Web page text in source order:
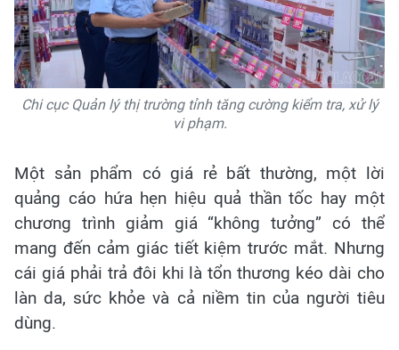
Chi cục Quản lý thị trường tỉnh tăng cường kiểm tra, xử lý
vi phạm.
Một sản phẩm có giá rẻ bất thường, một lời
quảng cáo hứa hẹn hiệu quả thần tốc hay một
chương trình giảm giá “không tưởng” có thể
mang đến cảm giác tiết kiệm trước mắt. Nhưng
cái giá phải trả đôi khi là tổn thương kéo dài cho
làn da, sức khỏe và cả niềm tin của người tiêu
dùng.